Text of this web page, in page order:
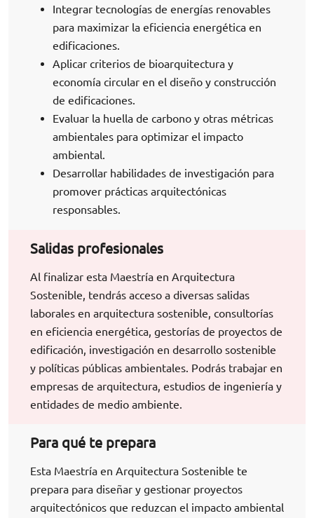
Integrar tecnologías de energías renovables
para maximizar la eficiencia energética en
edificaciones.
Aplicar criterios de bioarquitectura y
economía circular en el diseño y construcción
de edificaciones.
Evaluar la huella de carbono y otras métricas
ambientales para optimizar el impacto
ambiental.
Desarrollar habilidades de investigación para
promover prácticas arquitectónicas
responsables.
Salidas profesionales
Al finalizar esta Maestría en Arquitectura
Sostenible, tendrás acceso a diversas salidas
laborales en arquitectura sostenible, consultorías
en eficiencia energética, gestorías de proyectos de
edificación, investigación en desarrollo sostenible
y políticas públicas ambientales. Podrás trabajar en
empresas de arquitectura, estudios de ingeniería y
entidades de medio ambiente.
Para qué te prepara
Esta Maestría en Arquitectura Sostenible te
prepara para diseñar y gestionar proyectos
arquitectónicos que reduzcan el impacto ambiental